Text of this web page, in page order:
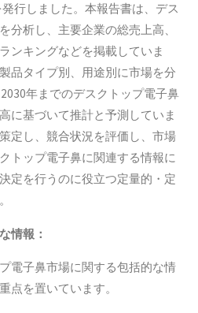
行しました。本報告書は、デス
分析し、主要企業の総売上高、
ンキングなどを掲載していま
品タイプ別、用途別に市場を分
年までのデスクトップ電子鼻
に基づいて推計と予測していま
定し、競合状況を評価し、市場
トップ電子鼻に関連する情報に
定を行うのに役立つ定量的・定
情報：
電子鼻市場に関する包括的な情
点を置いています。